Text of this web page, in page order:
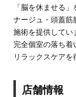
「脳を休ませる
ナージュ・頭蓋筋
施術を提供してい
完全個室の落ち
リラックスケアを
店舗情報